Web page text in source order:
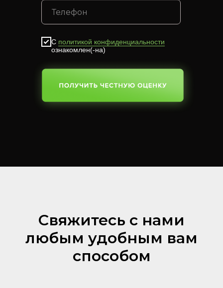
С политикой конфиденциальности
ознакомлен(-на)
Свяжитесь с нами
любым удобным вам
способом